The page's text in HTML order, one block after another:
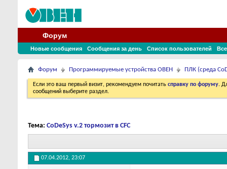
Форум
Новые сообщения Сообщения за день Список пользователей
Форум Программируемые устройства ОВЕН ПЛК (среда
Если это ваш первый визит, рекомендуем почитать справку по форуму.
сообщений выберите раздел.
Тема: CoDeSys v.2 тормозит в CFC
07.04.2012, 23:07